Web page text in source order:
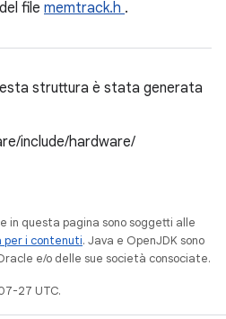
del file memtrack.h .
struttura è stata generata
include/hardware/
in questa pagina sono soggetti alle
per i contenuti. Java e OpenJDK sono
e/o delle sue società consociate.
27 UTC.